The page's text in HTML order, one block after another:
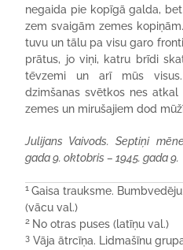
negaida pie kopīgā galda,
zem svaigām zemes
tuvu un tālu pa visu garo
prātus, jo viņi, katru brīdi
tēvzemi un arī mūs
dzimšanas svētkos nes
zemes un mirušajiem dod
Julijans Vaivods. Septiņi
gada 9. oktobris – 1945. gada 9.
1Gaisa trauksme.
(vācu val.)
2 No otras puses (latīņu val.)
3 Vāja ātrcīņa. Lidmašīnu